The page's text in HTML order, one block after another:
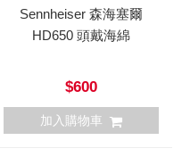
Sennheiser 森海塞爾
HD650 頭戴海綿
$600
加入購物車